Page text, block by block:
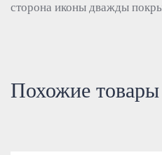
сторона иконы дважды
Похожие товары